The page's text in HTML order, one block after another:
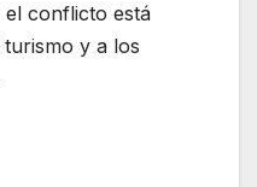
el conflicto está
y a los